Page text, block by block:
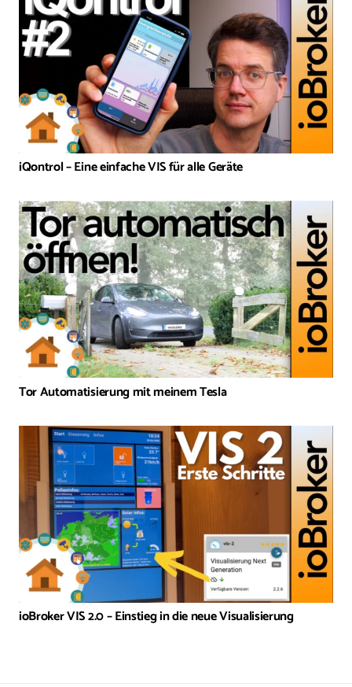
iQontrol – Eine einfache VIS für alle Geräte
Tor Automatisierung mit meinem Tesla
ioBroker VIS 2.0 – Einstieg in die neue Visualisierung